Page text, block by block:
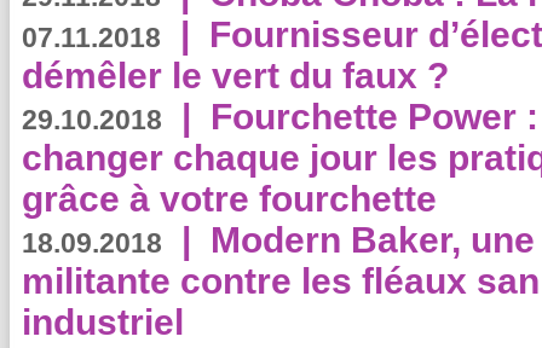
07.11.2018 | Fournisseur
démêler le vert du faux ?
29.10.2018 | Fourchette Power
changer chaque jour les
grâce à votre fourchette
18.09.2018 | Modern Baker,
militante contre les fléaux
industriel